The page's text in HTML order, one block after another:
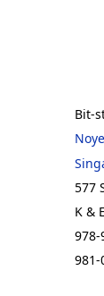
Bit-
577
K &
978-
981-